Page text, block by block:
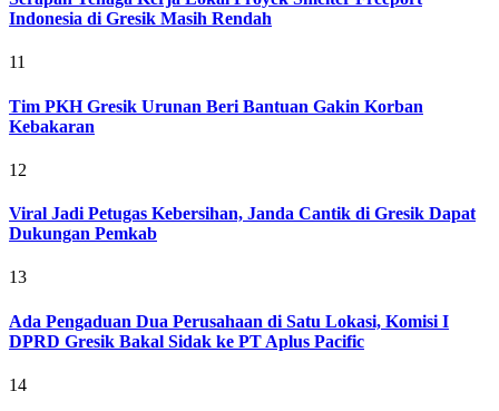
Indonesia di Gresik Masih Rendah
11
Tim PKH Gresik Urunan Beri Bantuan Gakin Korban
Kebakaran
12
Viral Jadi Petugas Kebersihan, Janda Cantik di Gresik Dapat
Dukungan Pemkab
13
Ada Pengaduan Dua Perusahaan di Satu Lokasi, Komisi I
DPRD Gresik Bakal Sidak ke PT Aplus Pacific
14